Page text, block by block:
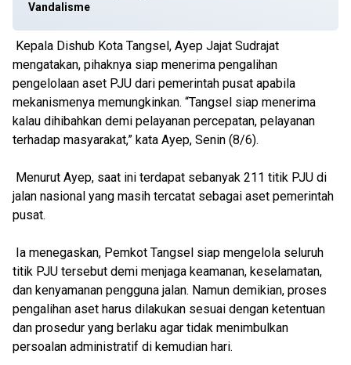
Vandalisme
Kepala Dishub Kota Tangsel, Ayep Jajat Sudrajat
mengatakan, pihaknya siap menerima pengalihan
pengelolaan aset PJU dari pemerintah pusat apabila
mekanismenya memungkinkan. “Tangsel siap menerima
kalau dihibahkan demi pelayanan percepatan, pelayanan
terhadap masyarakat,” kata Ayep, Senin (8/6).
Menurut Ayep, saat ini terdapat sebanyak 211 titik PJU di
jalan nasional yang masih tercatat sebagai aset pemerintah
pusat.
Ia menegaskan, Pemkot Tangsel siap mengelola seluruh
titik PJU tersebut demi menjaga keamanan, keselamatan,
dan kenyamanan pengguna jalan. Namun demikian, proses
pengalihan aset harus dilakukan sesuai dengan ketentuan
dan prosedur yang berlaku agar tidak menimbulkan
persoalan administratif di kemudian hari.